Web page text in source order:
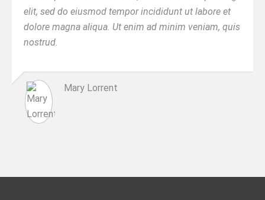
elit, sed do eiusmod tempor incididunt ut labore et
dolore magna aliqua. Ut enim ad minim veniam, quis
nostrud.
Mary Lorrent